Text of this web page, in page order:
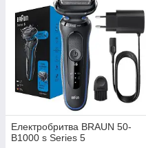
Електробритва BRAUN 50-
B1000 s Series 5